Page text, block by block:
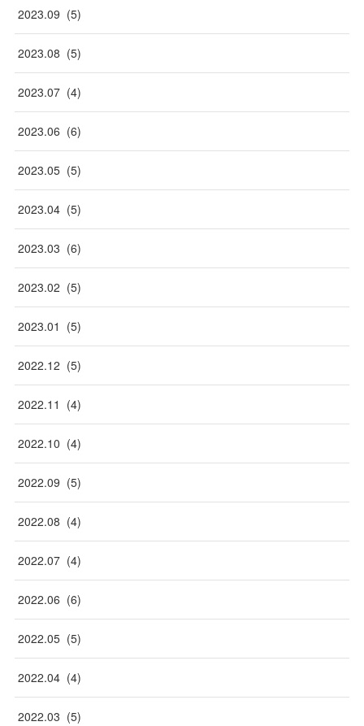
2023.09 (5)
2023.08 (5)
2023.07 (4)
2023.06 (6)
2023.05 (5)
2023.04 (5)
2023.03 (6)
2023.02 (5)
2023.01 (5)
2022.12 (5)
2022.11 (4)
2022.10 (4)
2022.09 (5)
2022.08 (4)
2022.07 (4)
2022.06 (6)
2022.05 (5)
2022.04 (4)
2022.03 (5)